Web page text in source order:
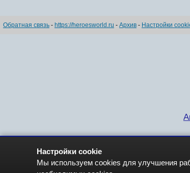
Обратная связь - https://heroesworld.ru - Архив - Настройки
Настройки cookie
Мы используем cookies для улучшения